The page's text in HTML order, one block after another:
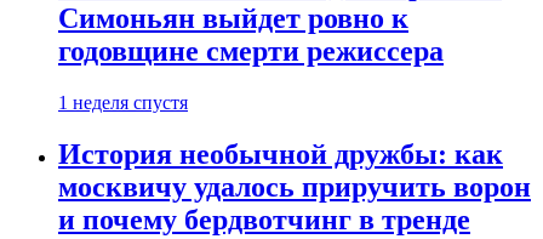
Симоньян выйдет ровно к
годовщине смерти режиссера
1 неделя спустя
История необычной дружбы: как
москвичу удалось приручить ворон
и почему бердвотчинг в тренде